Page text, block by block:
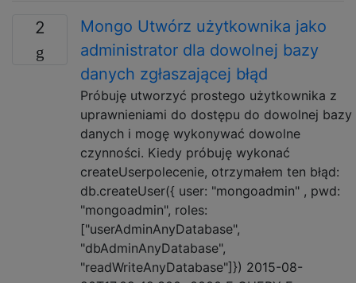
2
Mongo Utwórz użytkownika jako
administrator dla dowolnej bazy
danych zgłaszającej błąd
Próbuję utworzyć prostego użytkownika z
uprawnieniami do dostępu do dowolnej bazy
danych i mogę wykonywać dowolne
czynności. Kiedy próbuję wykonać
createUserpolecenie, otrzymałem ten błąd:
db.createUser({ user: "mongoadmin" , pwd:
"mongoadmin", roles:
["userAdminAnyDatabase",
"dbAdminAnyDatabase",
"readWriteAnyDatabase"]}) 2015-08-